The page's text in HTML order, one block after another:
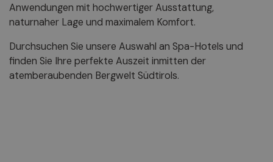
Anwendungen mit hochwertiger Ausstattung,
naturnaher Lage und maximalem Komfort.
Durchsuchen Sie unsere Auswahl an Spa-Hotels und
finden Sie Ihre perfekte Auszeit inmitten der
atemberaubenden Bergwelt Südtirols.